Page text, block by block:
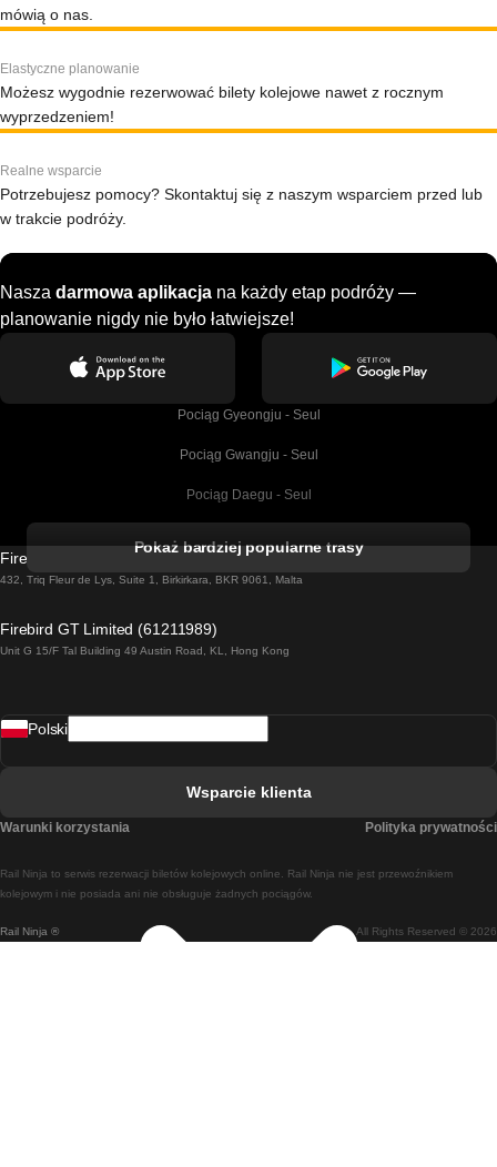
mówią o nas.
Elastyczne planowanie
Możesz wygodnie rezerwować bilety kolejowe nawet z rocznym
wyprzedzeniem!
Realne wsparcie
Potrzebujesz pomocy? Skontaktuj się z naszym wsparciem przed lub
w trakcie podróży.
Nasza darmowa aplikacja na każdy etap podróży —
planowanie nigdy nie było łatwiejsze!
Pociąg Gyeongju - Seul
Pociąg Gwangju - Seul
Pociąg Daegu - Seul
Pociąg Dublin - Galway
Pociąg Rzym - Neapol
Pociąg Madryt - Lizbona
Pociąg Madryt - Barcelona
Pokaż bardziej popularne trasy
Firebird GT Limited (OC 1451)
432, Triq Fleur de Lys, Suite 1, Birkirkara, BKR 9061, Malta
Firebird GT Limited (61211989)
Unit G 15/F Tal Building 49 Austin Road, KL, Hong Kong
Rail Ninja ® All Rights Reserved © 2026
Rail Ninja to serwis rezerwacji biletów kolejowych online. Rail Ninja nie jest przewoźnikiem
kolejowym i nie posiada ani nie obsługuje żadnych pociągów.
Polski
Wsparcie klienta
Warunki korzystania Polityka prywatności